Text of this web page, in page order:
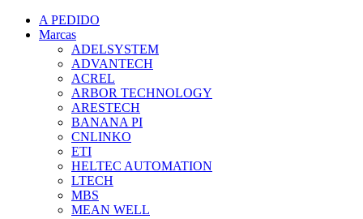
A PEDIDO
Marcas
ADELSYSTEM
ADVANTECH
ACREL
ARBOR TECHNOLOGY
ARESTECH
BANANA PI
CNLINKO
ETI
HELTEC AUTOMATION
LTECH
MBS
MEAN WELL